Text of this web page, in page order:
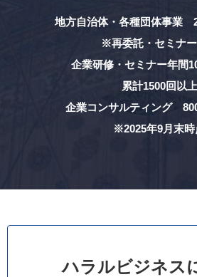
地方自治体・各種団体事業
※再委託・セミナ
企業研修・セミナー年間
累計1500回以上
企業コンサルティング
※2025年9月末時
ハラルビジネス